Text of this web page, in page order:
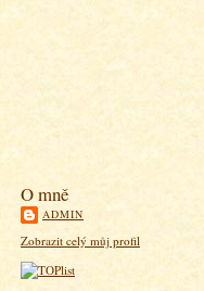
O mně
ADMIN
Zobrazit celý můj profil